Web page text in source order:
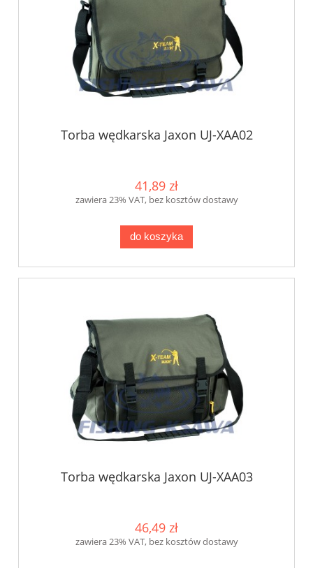
Torba wędkarska Jaxon UJ-XAA02
41,89 zł
zawiera 23% VAT, bez kosztów dostawy
do koszyka
Torba wędkarska Jaxon UJ-XAA03
46,49 zł
zawiera 23% VAT, bez kosztów dostawy